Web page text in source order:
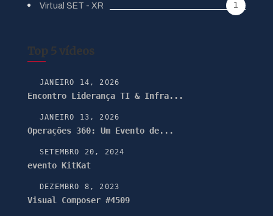
Virtual SET - XR 1
Top 5 vídeos
JANEIRO 14, 2026
Encontro Liderança TI & Infra...
JANEIRO 13, 2026
Operações 360: Um Evento de...
SETEMBRO 20, 2024
evento KitKat
DEZEMBRO 8, 2023
Visual Composer #4509